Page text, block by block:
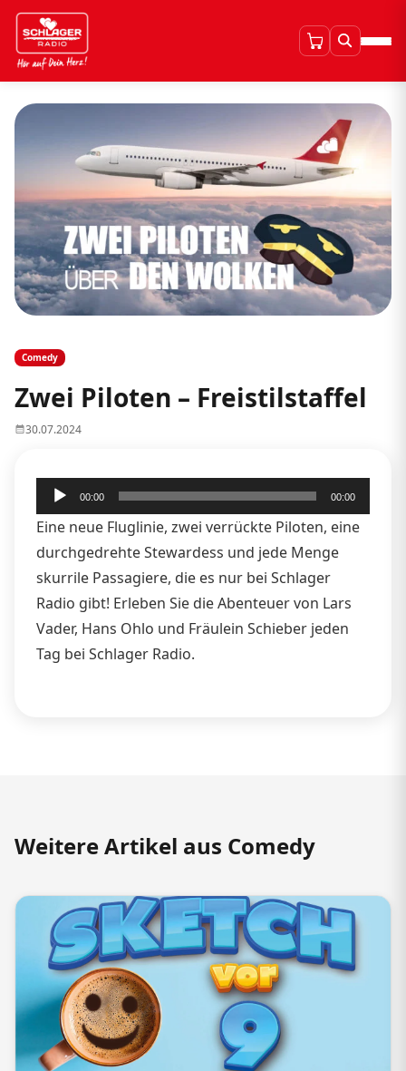
Comedy
Zwei Piloten – Freistilstaffel
30.07.2024
Audio-
Player
00:00 00:00
Eine neue Fluglinie, zwei verrückte Piloten, eine
durchgedrehte Stewardess und jede Menge
skurrile Passagiere, die es nur bei Schlager
Radio gibt! Erleben Sie die Abenteuer von Lars
Vader, Hans Ohlo und Fräulein Schieber jeden
Tag bei Schlager Radio.
Weitere Artikel aus Comedy